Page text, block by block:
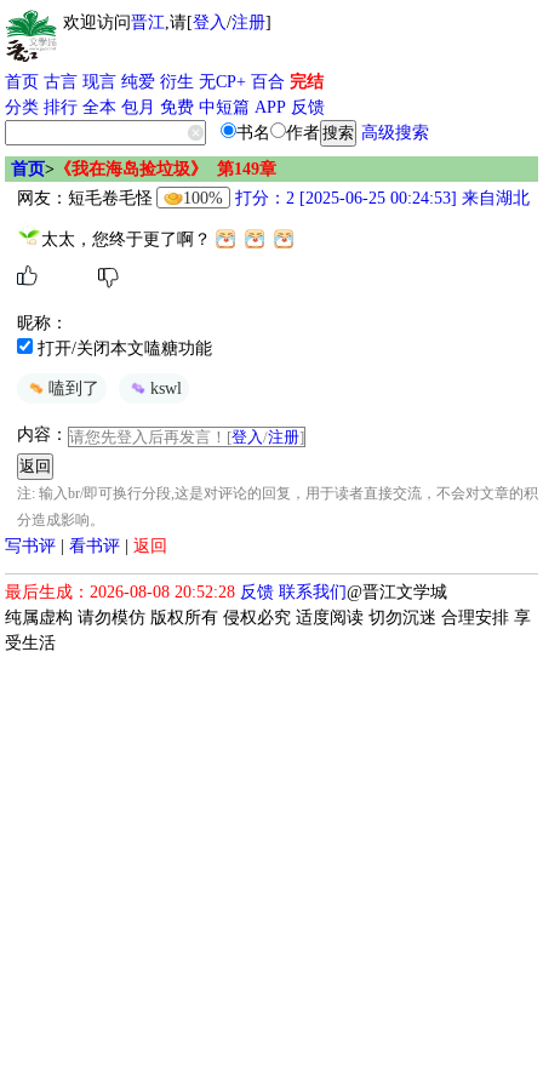
欢迎访问晋江,请[登入/注册]
首页 古言 现言 纯爱 衍生 无CP+ 百合 完结
分类 排行 全本 包月 免费 中短篇 APP 反馈
书名
作者
高级搜索
首页> 《我在海岛捡垃圾》 第149章
网友： 短毛卷毛怪 100% 打分：2 [2025-06-25 00:24:53] 来自湖北
太太，您终于更了啊？
昵称：
打开/关闭本文嗑糖功能
嗑到了 kswl
内容： 请您先登入后再发言！[登入 /注册]
注: 输入br/即可换行分段,这是对评论的回复，用于读者直接交流，不会对文章的积
分造成影响。
写书评 看书评 返回
最后生成：2026-08-08 20:52:28 反馈 联系我们@晋江文学城
纯属虚构 请勿模仿 版权所有 侵权必究 适度阅读 切勿沉迷 合理安排 享
受生活